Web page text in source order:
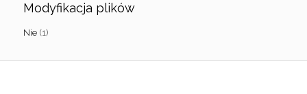
Modyfikacja plików
Nie (1)